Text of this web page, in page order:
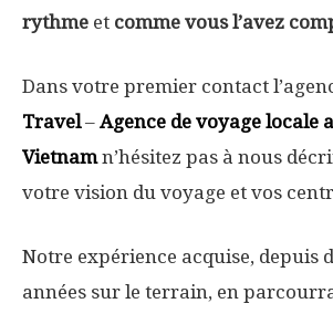
rythme et comme vous l’avez
Dans votre premier contact
Travel– Agence de voyage locale
Vietnam n’hésitez pas à nous
votre vision du voyage et vos
Notre expérience acquise, depuis
années sur le terrain, en